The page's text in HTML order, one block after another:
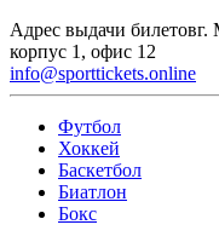
Адрес выдачи билетовг.
корпус 1, офис 12
info@sporttickets.online
Футбол
Хоккей
Баскетбол
Биатлон
Бокс